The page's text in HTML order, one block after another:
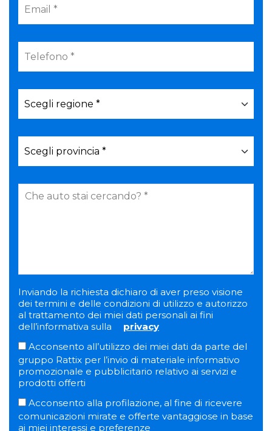
Inviando la richiesta dichiaro di aver preso visione
dei termini e delle condizioni di utilizzo e autorizzo
al trattamento dei miei dati personali ai fini
dell’informativa sulla
privacy
Acconsento all’utilizzo dei miei dati da parte del
gruppo Rattix per l’invio di materiale informativo
promozionale e pubblicitario relativo ai servizi e
prodotti offerti
Acconsento alla profilazione, al fine di ricevere
comunicazioni mirate e offerte vantaggiose in base
ai miei interessi e preferenze